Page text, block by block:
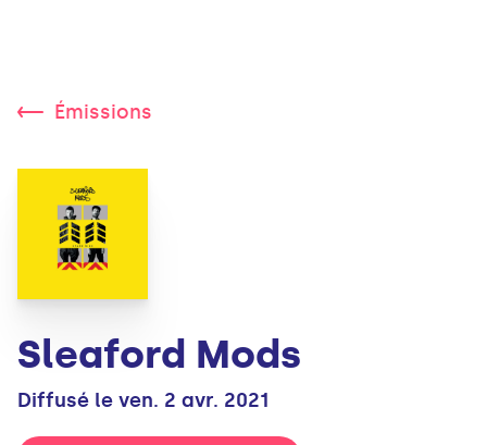
Émissions
Sleaford Mods
Diffusé le ven. 2 avr. 2021